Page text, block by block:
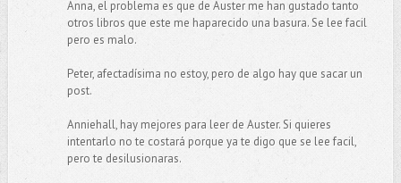
Anna, el problema es que de Auster me han gustado tanto
otros libros que este me haparecido una basura. Se lee facil
pero es malo.
Peter, afectadísima no estoy, pero de algo hay que sacar un
post.
Anniehall, hay mejores para leer de Auster. Si quieres
intentarlo no te costará porque ya te digo que se lee facil,
pero te desilusionaras.